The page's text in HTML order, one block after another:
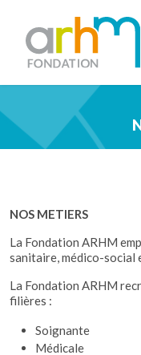
NOS METIERS
La Fondation ARHM
sanitaire, médico-social
La Fondation ARHM
filières :
Soignante
Médicale